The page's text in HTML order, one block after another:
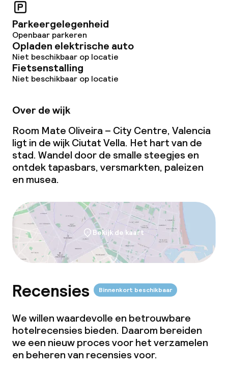
Parkeergelegenheid
Openbaar parkeren
Opladen elektrische auto
Niet beschikbaar op locatie
Fietsenstalling
Niet beschikbaar op locatie
Over de wijk
Room Mate Oliveira – City Centre, Valencia
ligt in de wijk Ciutat Vella. Het hart van de
stad. Wandel door de smalle steegjes en
ontdek tapasbars, versmarkten, paleizen
en musea.
Bekijk de kaart
Recensies Binnenkort beschikbaar
We willen waardevolle en betrouwbare
hotelrecensies bieden. Daarom bereiden
we een nieuw proces voor het verzamelen
en beheren van recensies voor.